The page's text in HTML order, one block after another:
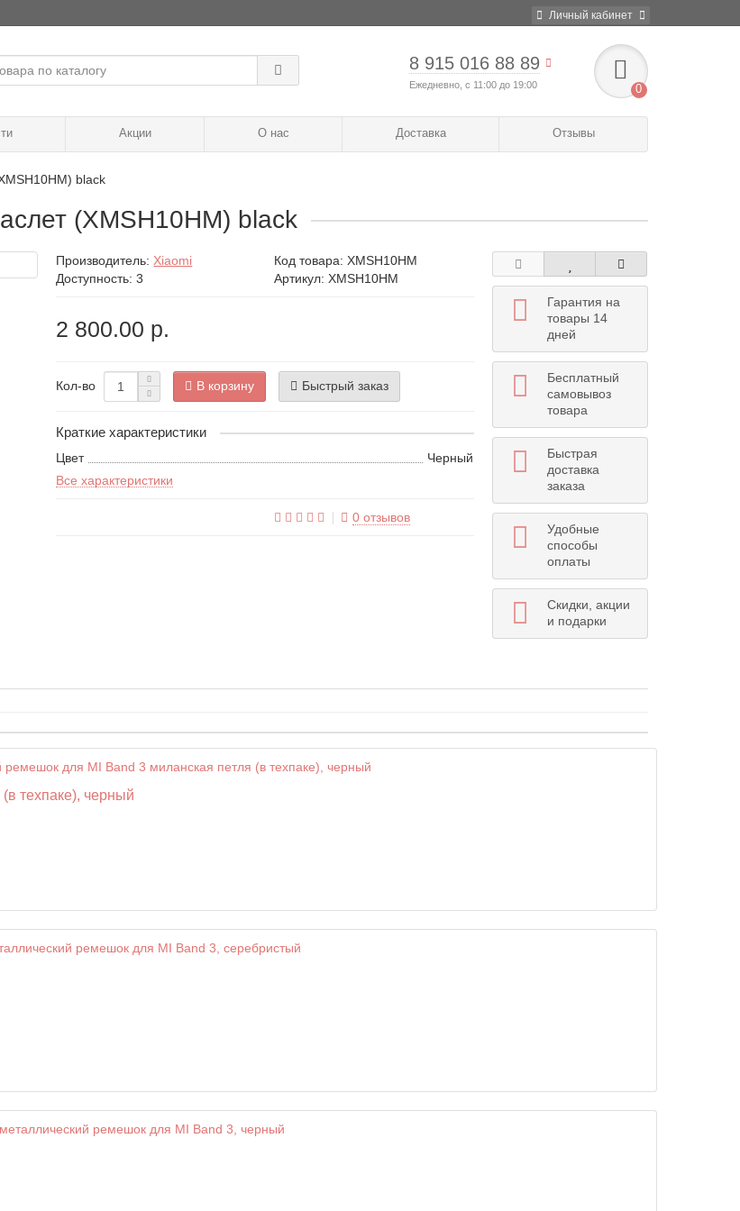
Личный кабинет
8 915 016 88 89
Ежедневно, с 11:00 до 19:00 0
Акции О нас Доставка Отзывы
black
(XMSH10HM) black
Производитель: Xiaomi Код товара: XMSH10HM
Доступность: 3
Артикул: XMSH10HM
2 800.00 р.
Кол-во В корзину Быстрый заказ
Краткие характеристики
Цвет
Черный
Все характеристики
0 отзывов
Гарантия на
товары 14
дней
Бесплатный
самовывоз
товара
Быстрая
доставка
заказа
Удобные
способы
оплаты
Скидки, акции
и подарки
техпаке), черный